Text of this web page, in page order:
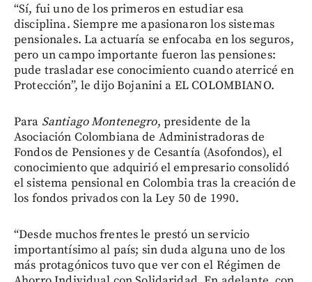
“Sí, fui uno de los primeros en estudiar esa
disciplina. Siempre me apasionaron los sistemas
pensionales. La actuaría se enfocaba en los seguros,
pero un campo importante fueron las pensiones:
pude trasladar ese conocimiento cuando aterricé en
Protección”, le dijo Bojanini a EL COLOMBIANO.
Para Santiago Montenegro, presidente de la
Asociación Colombiana de Administradoras de
Fondos de Pensiones y de Cesantía (Asofondos), el
conocimiento que adquirió el empresario consolidó
el sistema pensional en Colombia tras la creación de
los fondos privados con la Ley 50 de 1990.
“Desde muchos frentes le prestó un servicio
importantísimo al país; sin duda alguna uno de los
más protagónicos tuvo que ver con el Régimen de